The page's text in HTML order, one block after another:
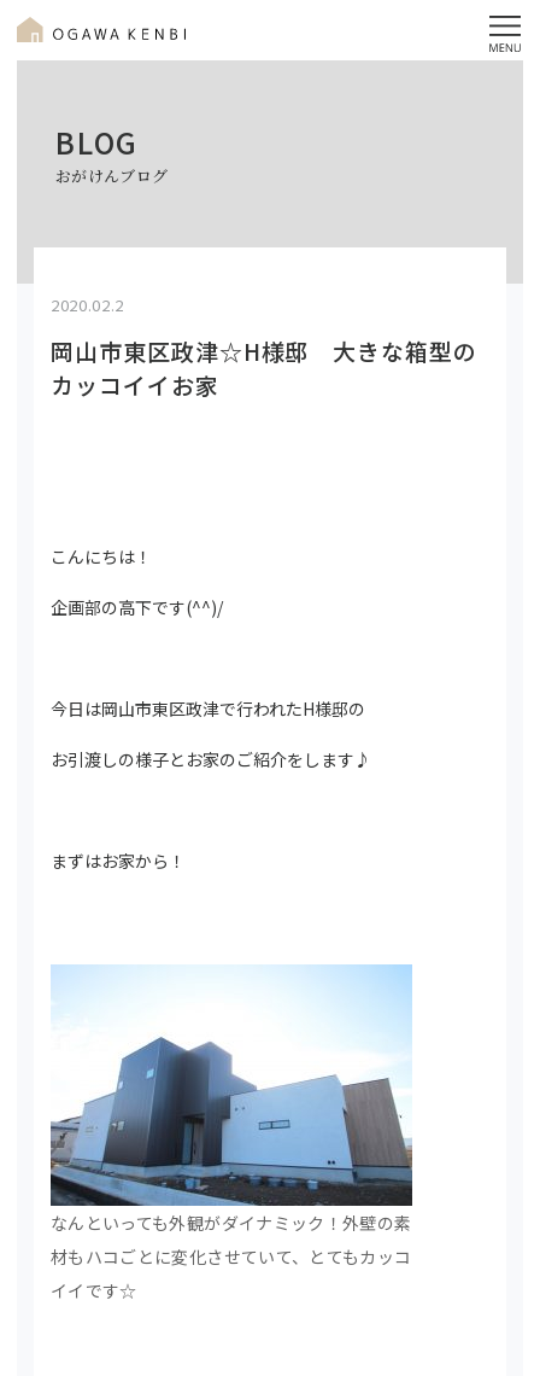
BLOG
おがけんブログ
2020.02.2
岡山市東区政津☆H様邸 大きな箱型の
カッコイイお家
こんにちは！
企画部の高下です(^^)/
今日は岡山市東区政津で行われたH様邸の
お引渡しの様子とお家のご紹介をします♪
まずはお家から！
なんといっても外観がダイナミック！外壁の素
材もハコごとに変化させていて、とてもカッコ
イイです☆